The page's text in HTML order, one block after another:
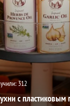
312
с пластиковым